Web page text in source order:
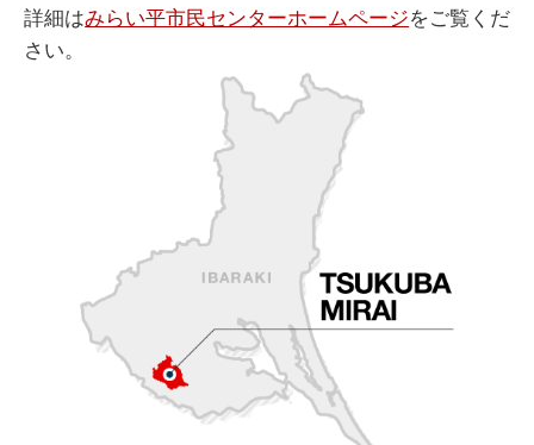
詳細はみらい平市民センターホームページをご覧くだ
さい。